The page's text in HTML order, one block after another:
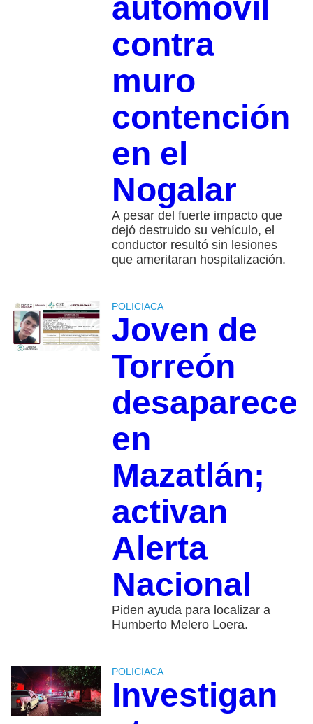
automóvil
contra
muro
contención
en el
Nogalar
A pesar del fuerte impacto que
dejó destruido su vehículo, el
conductor resultó sin lesiones
que ameritaran hospitalización.
POLICIACA
Joven de
Torreón
desaparece
en
Mazatlán;
activan
Alerta
Nacional
Piden ayuda para localizar a
Humberto Melero Loera.
POLICIACA
Investigan